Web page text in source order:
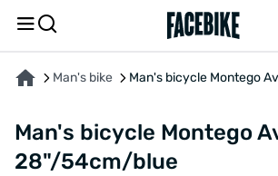
Man's bike Man's bicycle Montego
Man's bicycle Montego
28"/54cm/blue
ABOUT THE PRODUCT CHARACTERISTICS